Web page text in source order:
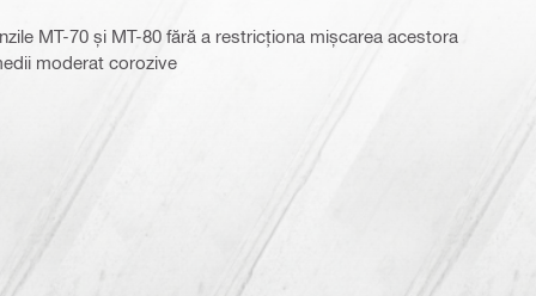
MT-70 și MT-80 fără a restricționa mișcarea acestora
moderat corozive